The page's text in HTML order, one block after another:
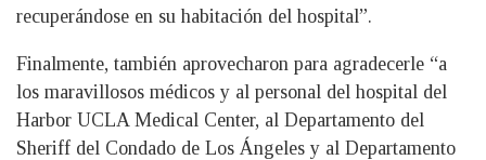
recuperándose en su habitación del hospital”.
Finalmente, también aprovecharon para agradecerle “a
los maravillosos médicos y al personal del hospital del
Harbor UCLA Medical Center, al Departamento del
Sheriff del Condado de Los Ángeles y al Departamento